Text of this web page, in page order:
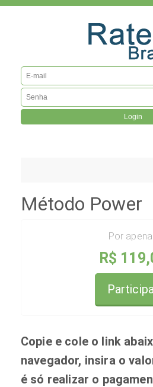
Login
Método Power
Por
R$
Copie e cole o link
navegador, insira o
é só realizar o